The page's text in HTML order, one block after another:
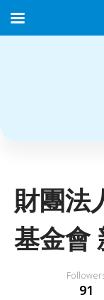
財團法
基金會
91